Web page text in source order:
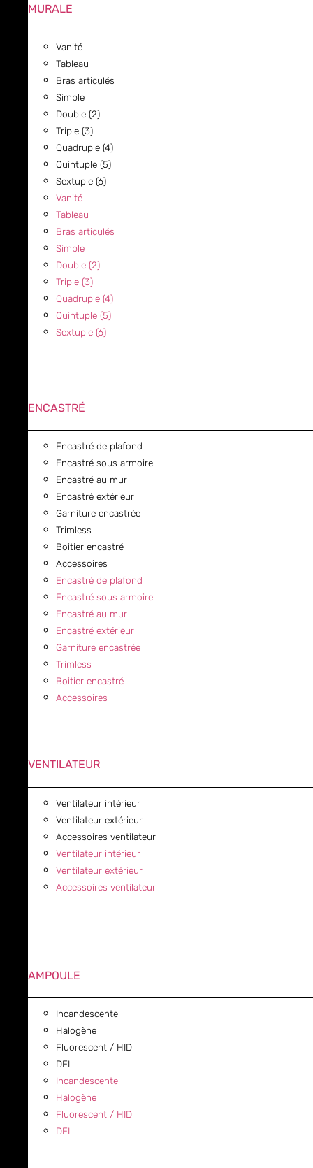
MURALE
Vanité
Tableau
Bras articulés
Simple
Double (2)
Triple (3)
Quadruple (4)
Quintuple (5)
Sextuple (6)
Vanité
Tableau
Bras articulés
Simple
Double (2)
Triple (3)
Quadruple (4)
Quintuple (5)
Sextuple (6)
ENCASTRÉ
Encastré de plafond
Encastré sous armoire
Encastré au mur
Encastré extérieur
Garniture encastrée
Trimless
Boitier encastré
Accessoires
Encastré de plafond
Encastré sous armoire
Encastré au mur
Encastré extérieur
Garniture encastrée
Trimless
Boitier encastré
Accessoires
VENTILATEUR
Ventilateur intérieur
Ventilateur extérieur
Accessoires ventilateur
Ventilateur intérieur
Ventilateur extérieur
Accessoires ventilateur
AMPOULE
Incandescente
Halogène
Fluorescent / HID
DEL
Incandescente
Halogène
Fluorescent / HID
DEL